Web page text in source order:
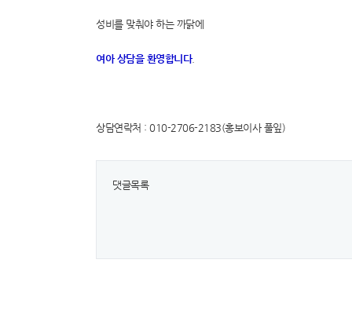
성비를 맞춰야 하는 까닭에
여아 상담을 환영합니다.
상담연락처 : 010-2706-2183(홍보이사 풀잎)
댓글목록